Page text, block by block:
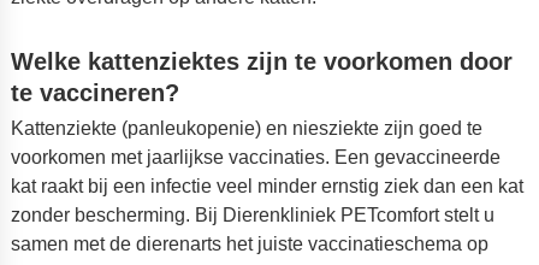
Welke kattenziektes zijn te voorkomen door
te vaccineren?
Kattenziekte (panleukopenie) en niesziekte zijn goed te
voorkomen met jaarlijkse vaccinaties. Een gevaccineerde
kat raakt bij een infectie veel minder ernstig ziek dan een kat
zonder bescherming. Bij Dierenkliniek PETcomfort stelt u
samen met de dierenarts het juiste vaccinatieschema op